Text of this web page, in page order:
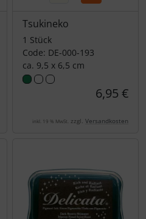
Tsukineko
1 Stück
Code: DE-000-193
ca. 9,5 x 6,5 cm
6,95 €
inkl. 19 % MwSt. zzgl. Versandkosten